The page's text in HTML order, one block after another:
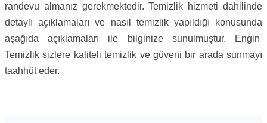
randevu almanız gerekmektedir. Temizlik hizmeti dahilinde
detaylı açıklamaları ve nasıl temizlik yapıldığı konusunda
aşağıda açıklamaları ile bilginize sunulmuştur. Engin
Temizlik sizlere kaliteli temizlik ve güveni bir arada sunmayı
taahhüt eder.